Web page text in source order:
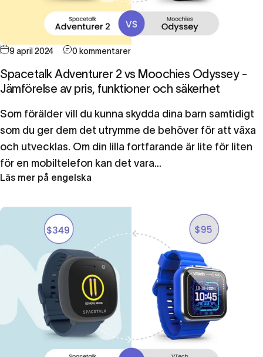
9 april 2024 0 kommentarer
Spacetalk Adventurer 2 vs Moochies Odyssey -
Jämförelse av pris, funktioner och säkerhet
Som förälder vill du kunna skydda dina barn samtidigt
som du ger dem det utrymme de behöver för att växa
och utvecklas. Om din lilla fortfarande är lite för liten
för en mobiltelefon kan det vara...
Läs mer på engelska